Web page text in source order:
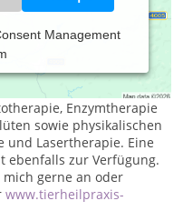
Management
Katzen und
Enzymtherapie
sowie physikalischen
und Lasertherapie. Eine
ebenfalls zur Verfügung.
gerne an oder
www.tierheilpraxis-